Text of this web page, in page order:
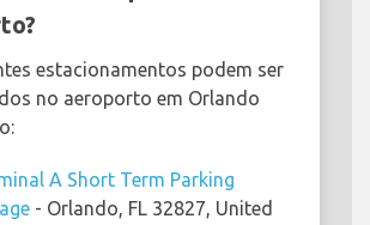
estacionamentos podem ser
no aeroporto em Orlando
A Short Term Parking
- Orlando, FL 32827, United